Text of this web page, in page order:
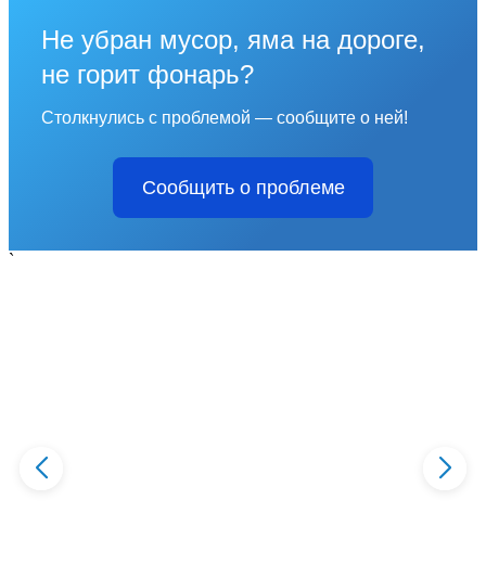
Не убран мусор, яма на дороге,
не горит фонарь?
Столкнулись с проблемой — сообщите о ней!
Сообщить о проблеме
`